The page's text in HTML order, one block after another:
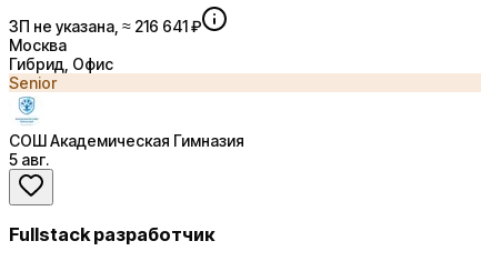
ЗП не указана, ≈ 216 641 ₽
Москва
Гибрид, Офис
Senior
СОШ Академическая Гимназия
5 авг.
Fullstack разработчик